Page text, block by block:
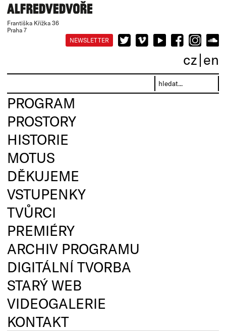
Františka Křížka 36
Praha 7
NEWSLETTER
cz en
PROGRAM
PROSTORY
HISTORIE
MOTUS
DĚKUJEME
VSTUPENKY
TVŮRCI
PREMIÉRY
ARCHIV PROGRAMU
DIGITÁLNÍ TVORBA
STARÝ WEB
VIDEOGALERIE
KONTAKT